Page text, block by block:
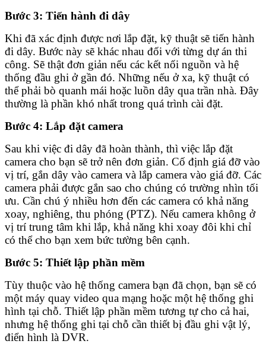
Bước 3: Tiến hành đi dây
Khi đã xác định được nơi lắp đặt, kỹ thuật sẽ tiến hành
đi dây. Bước này sẽ khác nhau đối với từng dự án thi
công. Sẽ thật đơn giản nếu các kết nối nguồn và hệ
thống đầu ghi ở gần đó. Những nếu ở xa, kỹ thuật có
thể phải bò quanh mái hoặc luồn dây qua trần nhà. Đây
thường là phần khó nhất trong quá trình cài đặt.
Bước 4: Lắp đặt camera
Sau khi việc đi dây đã hoàn thành, thì việc lắp đặt
camera cho bạn sẽ trở nên đơn giản. Cố định giá đỡ vào
vị trí, gắn dây vào camera và lắp camera vào giá đỡ. Các
camera phải được gắn sao cho chúng có trường nhìn tối
ưu. Cần chú ý nhiều hơn đến các camera có khả năng
xoay, nghiêng, thu phóng (PTZ). Nếu camera không ở
vị trí trung tâm khi lắp, khả năng khi xoay đôi khi chỉ
có thể cho bạn xem bức tường bên cạnh.
Bước 5: Thiết lập phần mềm
Tùy thuộc vào hệ thống camera bạn đã chọn, bạn sẽ có
một máy quay video qua mạng hoặc một hệ thống ghi
hình tại chỗ. Thiết lập phần mềm tương tự cho cả hai,
nhưng hệ thống ghi tại chỗ cần thiết bị đầu ghi vật lý,
điển hình là DVR.